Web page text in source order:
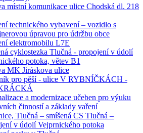
místní komunikace ulice Chodská dl. 218
technického vybavení – vozidlo s
úpravou pro údržbu obce
elektromobilu L7E
cyklostezka Tlučná - propojení v údolí
potoka, větev B1
MK Jiráskova ulice
pro pěší - ulice V RYBNÍČKÁCH -
a modernizace učeben pro výuku
činností a základy vaření
Tlučná – smíšená CS Tlučná –
v údolí Vejprnického potoka